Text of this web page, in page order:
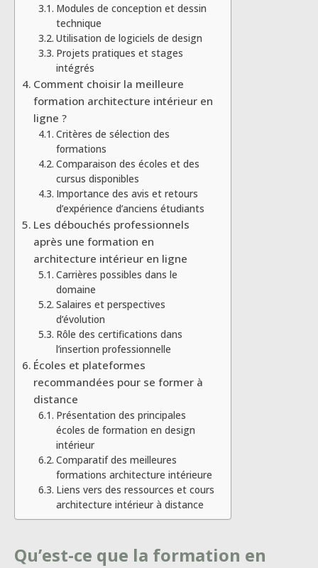
Modules de conception et dessin
technique
Utilisation de logiciels de design
Projets pratiques et stages
intégrés
Comment choisir la meilleure
formation architecture intérieur en
ligne ?
Critères de sélection des
formations
Comparaison des écoles et des
cursus disponibles
Importance des avis et retours
d’expérience d’anciens étudiants
Les débouchés professionnels
après une formation en
architecture intérieur en ligne
Carrières possibles dans le
domaine
Salaires et perspectives
d’évolution
Rôle des certifications dans
l’insertion professionnelle
Écoles et plateformes
recommandées pour se former à
distance
Présentation des principales
écoles de formation en design
intérieur
Comparatif des meilleures
formations architecture intérieure
Liens vers des ressources et cours
architecture intérieur à distance
Qu’est-ce que la formation en